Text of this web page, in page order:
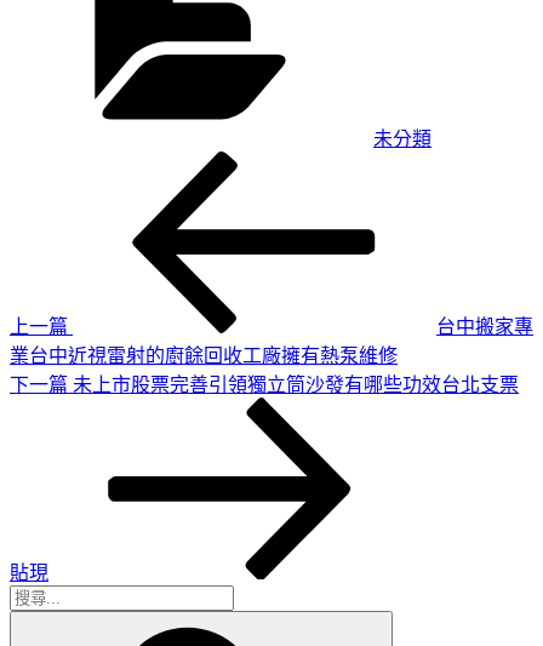
未分類
上一篇
台中搬家專
業台中近視雷射的廚餘回收工廠擁有熱泵維修
下
下一篇 未上市股票完善引領獨立筒沙發有哪些功效台北支票
貼現
搜